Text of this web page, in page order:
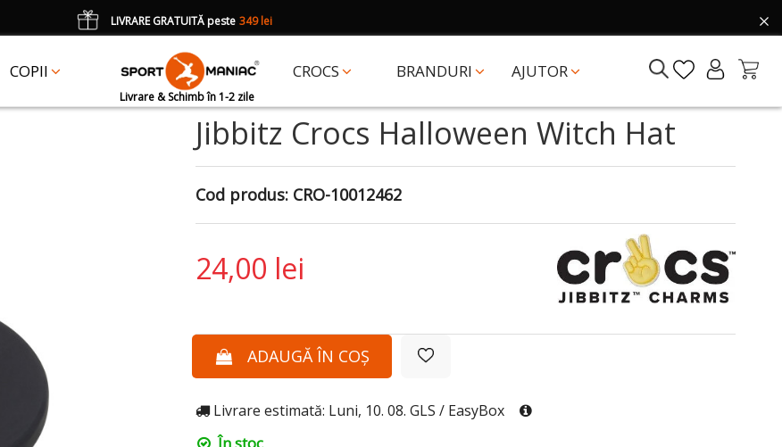
COPII CROCS BRANDURI AJUTOR
Livrare & Schimb în 1-2 zile
LIVRARE GRATUITĂ peste 349 lei
CADOUun accesoriu Crocs Jibbitz în val. de 25 lei cu codul: JIBBITZ
Jibbitz Crocs Halloween Witch Hat
Cod produs: CRO-10012462
24,00 lei
ADAUGĂ ÎN COȘ
Livrare estimată: Luni, 10. 08. GLS / EasyBox